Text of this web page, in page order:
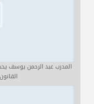
المدرب عبد الرحمن يوسف